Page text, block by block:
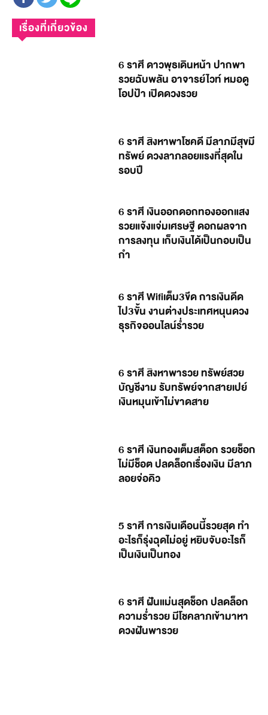
เรื่องที่เกี่ยวข้อง
6 ราศี ดาวพุธเดินหน้า ปากพา
รวยฉับพลัน อาจารย์ไวท์ หมอดู
โอปป้า เปิดดวงรวย
6 ราศี สิงหาพาโชคดี มีลาภมีสุขมี
ทรัพย์ ดวงลาภลอยแรงที่สุดใน
รอบปี
6 ราศี เงินออกดอกทองออกแสง
รวยแจ้งแจ่มเศรษฐี ดอกผลจาก
การลงทุน เก็บเงินได้เป็นกอบเป็น
กำ
6 ราศี Wifiเต็ม3ขีด การเงินดีด
ไป3ขั้น งานต่างประเทศหนุนดวง
ธุรกิจออนไลน์ร่ำรวย
6 ราศี สิงหาพารวย ทรัพย์สวย
บัญชีงาม รับทรัพย์จากสายเปย์
เงินหมุนเข้าไม่ขาดสาย
6 ราศี เงินทองเต็มสต็อก รวยช็อก
ไม่มีช็อต ปลดล็อกเรื่องเงิน มีลาภ
ลอยจ่อคิว
5 ราศี การเงินเดือนนี้รวยสุด ทำ
อะไรก็รุ่งฉุดไม่อยู่ หยิบจับอะไรก็
เป็นเงินเป็นทอง
6 ราศี ฝันแม่นสุดช็อก ปลดล็อก
ความร่ำรวย มีโชคลาภเข้ามาหา
ดวงฝันพารวย